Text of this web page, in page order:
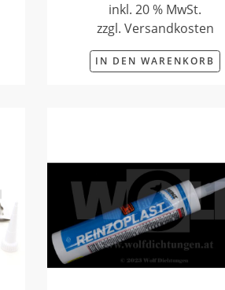
inkl. 20 % MwSt.
zzgl. Versandkosten
IN DEN WARENKORB